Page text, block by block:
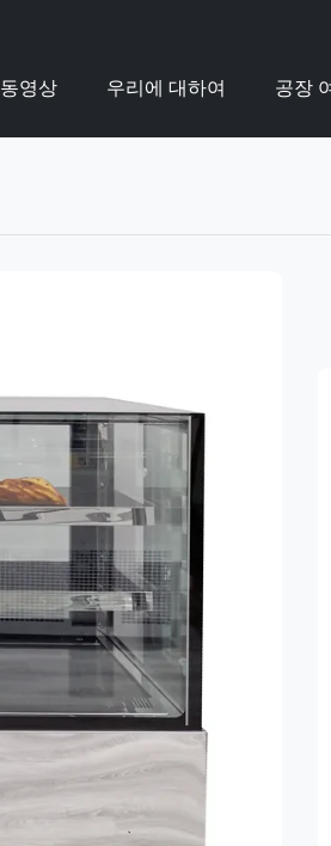
동영상 우리에 대하여 공장